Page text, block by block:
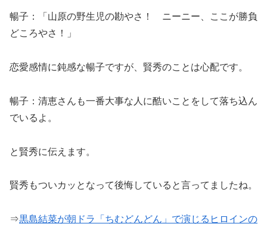
暢子：「山原の野生児の勘やさ！ ニーニー、ここが勝負
どころやさ！」
恋愛感情に鈍感な暢子ですが、賢秀のことは心配です。
暢子：清恵さんも一番大事な人に酷いことをして落ち込ん
でいるよ。
と賢秀に伝えます。
賢秀もついカッとなって後悔していると言ってましたね。
⇒黒島結菜が朝ドラ「ちむどんどん」で演じるヒロインの